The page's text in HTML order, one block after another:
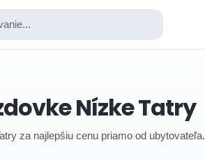
Nízke Tatry
za najlepšiu cenu priamo od ubytovateľa.